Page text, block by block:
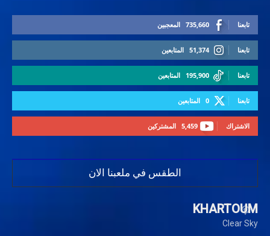
735,660 المعجبين تابعنا
51,374 المتابعين تابعنا
195,900 المتابعين تابعنا
0 المتابعين تابعنا
5,459 المشتركين الاشتراك
الطقس في ملعبنا الان
KHARTOUM
Clear Sky